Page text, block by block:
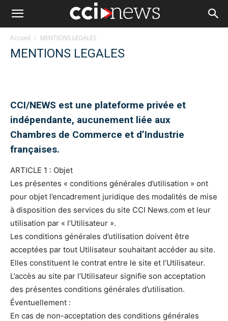
Accueil MENTIONS LEGALES
MENTIONS LEGALES
CCI/NEWS est une plateforme privée et
indépendante, aucunement liée aux
Chambres de Commerce et d’Industrie
françaises.
ARTICLE 1 : Objet
Les présentes « conditions générales d’utilisation » ont
pour objet l’encadrement juridique des modalités de mise
à disposition des services du site CCI News.com et leur
utilisation par « l’Utilisateur ».
Les conditions générales d’utilisation doivent être
acceptées par tout Utilisateur souhaitant accéder au site.
Elles constituent le contrat entre le site et l’Utilisateur.
L’accès au site par l’Utilisateur signifie son acceptation
des présentes conditions générales d’utilisation.
Éventuellement :
En cas de non-acceptation des conditions générales